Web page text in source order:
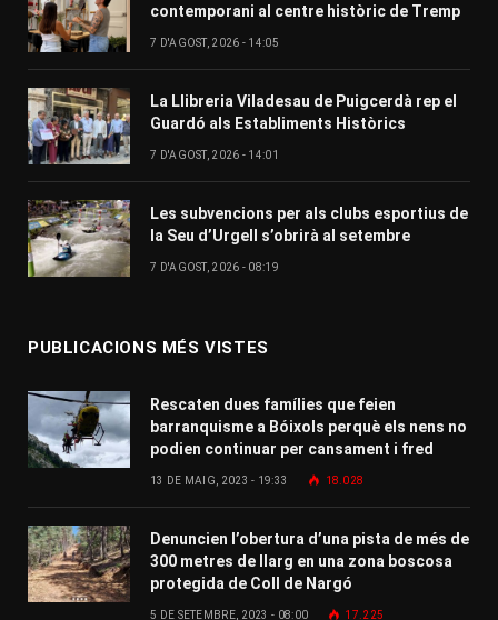
contemporani al centre històric de Tremp
7 D'AGOST, 2026 - 14:05
La Llibreria Viladesau de Puigcerdà rep el
Guardó als Establiments Històrics
7 D'AGOST, 2026 - 14:01
Les subvencions per als clubs esportius de
la Seu d’Urgell s’obrirà al setembre
7 D'AGOST, 2026 - 08:19
PUBLICACIONS MÉS VISTES
Rescaten dues famílies que feien
barranquisme a Bóixols perquè els nens no
podien continuar per cansament i fred
13 DE MAIG, 2023 - 19:33 18.028
Denuncien l’obertura d’una pista de més de
300 metres de llarg en una zona boscosa
protegida de Coll de Nargó
5 DE SETEMBRE, 2023 - 08:00 17.225